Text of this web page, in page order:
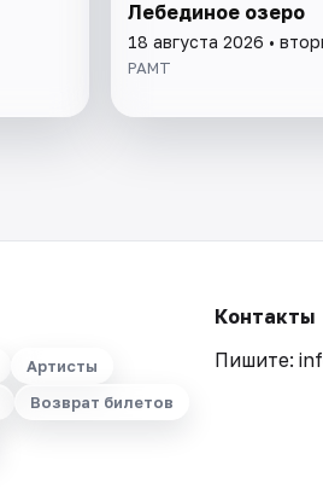
Лебединое озеро
18 августа 2026 •
РАМТ
Артисты
Возврат билетов
Контакты
Пишите: